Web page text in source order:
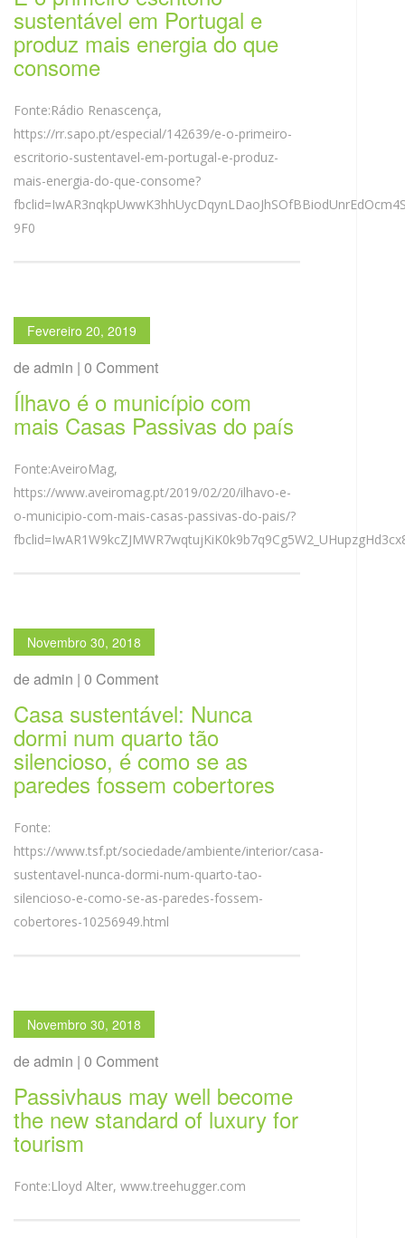
sustentável em Portugal e
produz mais energia do que
consome
Fonte:Rádio Renascença,
https://rr.sapo.pt/especial/142639/e-o-primeiro-
escritorio-sustentavel-em-portugal-e-produz-
mais-energia-do-que-consome?
9F0
Fevereiro 20, 2019
de admin | 0 Comment
Ílhavo é o município com
mais Casas Passivas do país
Fonte:AveiroMag,
https://www.aveiromag.pt/2019/02/20/ilhavo-e-
o-municipio-com-mais-casas-passivas-do-pais/?
Novembro 30, 2018
de admin | 0 Comment
Casa sustentável: Nunca
dormi num quarto tão
silencioso, é como se as
paredes fossem cobertores
Fonte:
https://www.tsf.pt/sociedade/ambiente/interior/casa-
sustentavel-nunca-dormi-num-quarto-tao-
silencioso-e-como-se-as-paredes-fossem-
cobertores-10256949.html
Novembro 30, 2018
de admin | 0 Comment
Passivhaus may well become
the new standard of luxury for
tourism
Fonte:Lloyd Alter, www.treehugger.com